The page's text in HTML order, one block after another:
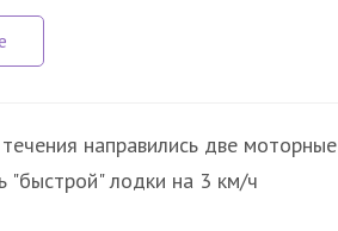
направились две моторные
"быстрой" лодки на 3 км/ч